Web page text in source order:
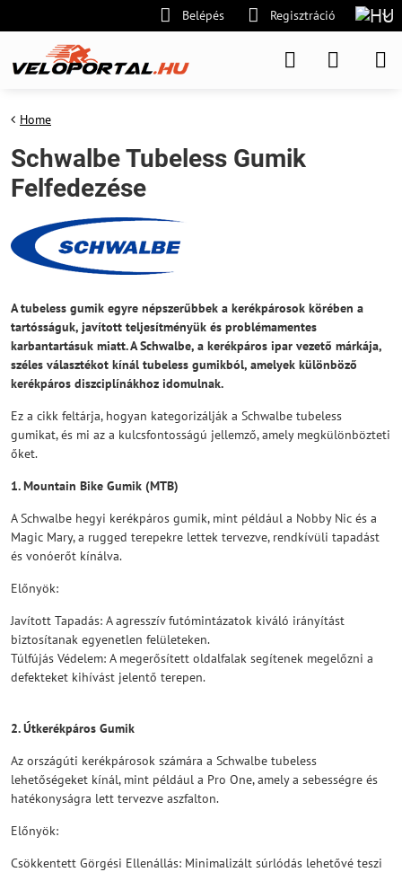
Belépés Regisztráció
Home
Schwalbe Tubeless Gumik
Felfedezése
A tubeless gumik egyre népszerűbbek a kerékpárosok körében a
tartósságuk, javított teljesítményük és problémamentes
karbantartásuk miatt. A Schwalbe, a kerékpáros ipar vezető márkája,
széles választékot kínál tubeless gumikból, amelyek különböző
kerékpáros diszciplínákhoz idomulnak.
Ez a cikk feltárja, hogyan kategorizálják a Schwalbe tubeless
gumikat, és mi az a kulcsfontosságú jellemző, amely megkülönbözteti
őket.
1. Mountain Bike Gumik (MTB)
A Schwalbe hegyi kerékpáros gumik, mint például a Nobby Nic és a
Magic Mary, a rugged terepekre lettek tervezve, rendkívüli tapadást
és vonóerőt kínálva.
Előnyök:
Javított Tapadás: A agresszív futómintázatok kiváló irányítást
biztosítanak egyenetlen felületeken.
Túlfújás Védelem: A megerősített oldalfalak segítenek megelőzni a
defekteket kihívást jelentő terepen.
2. Útkerékpáros Gumik
Az országúti kerékpárosok számára a Schwalbe tubeless
lehetőségeket kínál, mint például a Pro One, amely a sebességre és
hatékonyságra lett tervezve aszfalton.
Előnyök:
Csökkentett Görgési Ellenállás: Minimalizált súrlódás lehetővé teszi